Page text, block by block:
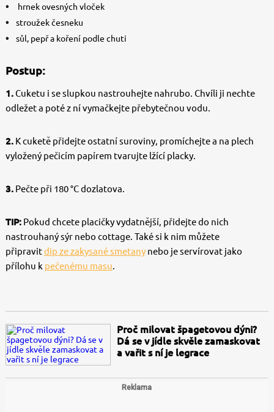
hrnek ovesných vloček
stroužek česneku
sůl, pepř a koření podle chuti
Postup:
1.Cuketu i se slupkou nastrouhejte nahrubo. Chvíli ji nechte
odležet a poté z ní vymačkejte přebytečnou vodu.
2.K cuketě přidejte ostatní suroviny, promíchejte a na plech
vyložený pečicím papírem tvarujte lžící placky.
3.Pečte při 180 °C dozlatova.
TIP:Pokud chcete placičky vydatnější, přidejte do nich
nastrouhaný sýr nebo cottage. Také si k nim můžete
připravitdip ze zakysané smetanynebo je servírovat jako
přílohu k pečenému masu.
Proč milovat špagetovou dýni?
Dá se v jídle skvěle zamaskovat
a vařit s ní je legrace